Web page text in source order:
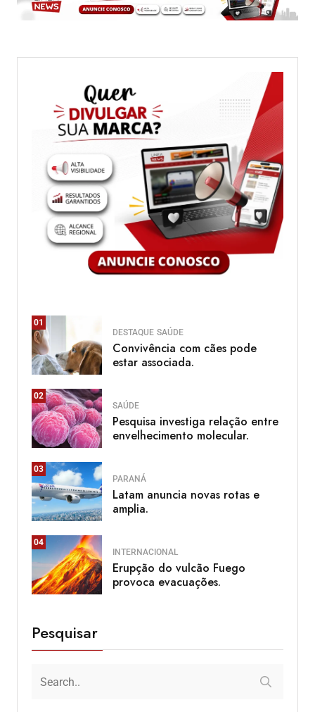
01
DESTAQUE SAÚDE
Convivência com cães pode
estar associada.
02
SAÚDE
Pesquisa investiga relação entre
envelhecimento molecular.
03
PARANÁ
Latam anuncia novas rotas e
amplia.
04
INTERNACIONAL
Erupção do vulcão Fuego
provoca evacuações.
Pesquisar